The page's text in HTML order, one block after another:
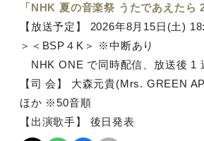
「NHK 夏の⾳楽祭 うたであえたら
【放送予定】 2026年8⽉15⽇(⼟)
＞＜BSP４K＞ ※中断あり
NHK ONE で同時配信、放送後 1
【司 会】 ⼤森元貴(Mrs. GREEN
ほか ※50⾳順
【出演歌⼿】 後⽇発表